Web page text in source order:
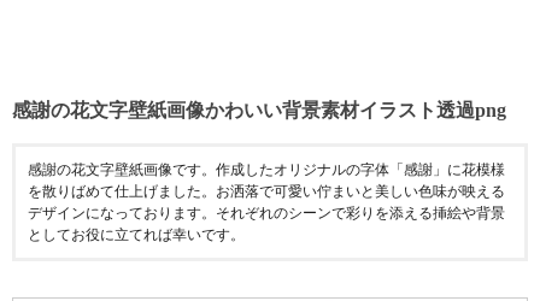
感謝の花文字壁紙画像かわいい背景素材イラスト透過png
感謝の花文字壁紙画像です。作成したオリジナルの字体「感謝」に花模様
を散りばめて仕上げました。お洒落で可愛い佇まいと美しい色味が映える
デザインになっております。それぞれのシーンで彩りを添える挿絵や背景
としてお役に立てれば幸いです。